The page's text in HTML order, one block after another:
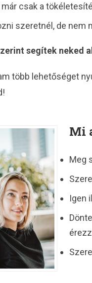
csak a
szeretnél, de nem
segítek neked
több lehetőséget
Mi
Meg
Igen